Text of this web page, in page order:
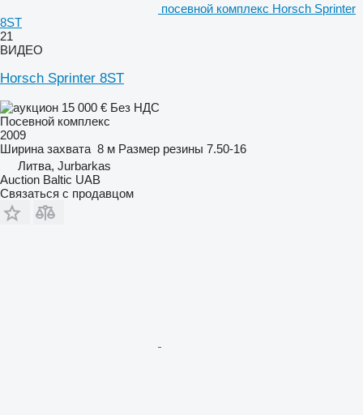
посевной комплекс Horsch Sprinter
8ST
21
ВИДЕО
Horsch Sprinter 8ST
15 000 € Без НДС
Посевной комплекс
2009
Ширина захвата 8 м Размер резины 7.50-16
Литва, Jurbarkas
Auction Baltic UAB
Связаться с продавцом